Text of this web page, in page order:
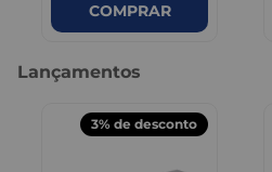
COMPRAR
Lançamentos
3% de desconto